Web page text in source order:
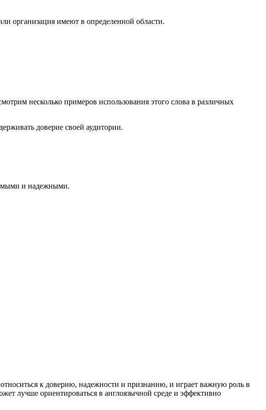
организация имеют в определенной области.
несколько примеров использования этого слова в различных
доверие своей аудитории.
и надежными.
к доверию, надежности и признанию, и играет важную роль в
лучше ориентироваться в англоязычной среде и эффективно